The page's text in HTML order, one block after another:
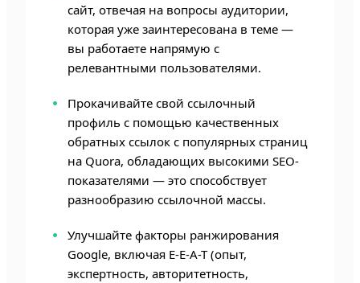
сайт, отвечая на вопросы аудитории,
которая уже заинтересована в теме —
вы работаете напрямую с
релевантными пользователями.
Прокачивайте свой ссылочный
профиль с помощью качественных
обратных ссылок с популярных страниц
на Quora, обладающих высокими SEO-
показателями — это способствует
разнообразию ссылочной массы.
Улучшайте факторы ранжирования
Google, включая E-E-A-T (опыт,
экспертность, авторитетность,